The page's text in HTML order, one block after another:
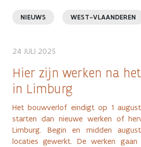
NIEUWS WEST-VLAANDEREN
24 JULI 2025
Hier zijn werken na
in Limburg
Het bouwverlof eindigt op 1
starten dan nieuwe werken of
Limburg. Begin en midden
locaties gewerkt. De werken